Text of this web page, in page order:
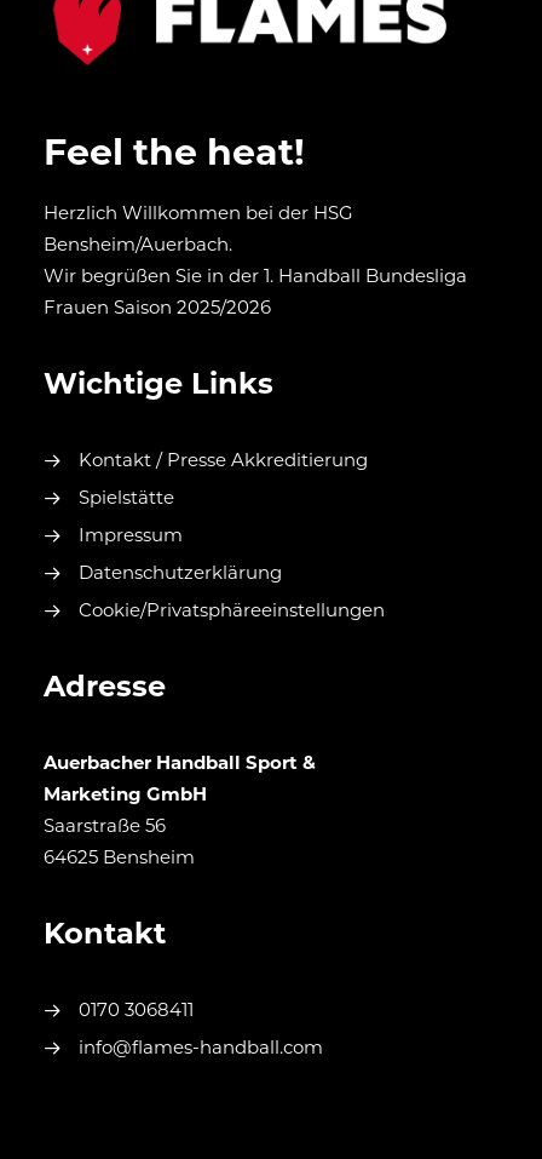
Feel the heat!
Herzlich Willkommen bei der HSG
Bensheim/Auerbach.
Wir begrüßen Sie in der 1. Handball Bundesliga
Frauen Saison 2025/2026
Wichtige Links
Kontakt / Presse Akkreditierung
Spielstätte
Impressum
Datenschutzerklärung
Cookie/Privatsphäreeinstellungen
Adresse
Auerbacher Handball Sport &
Marketing GmbH
Saarstraße 56
64625 Bensheim
Kontakt
0170 3068411
info@flames-handball.com